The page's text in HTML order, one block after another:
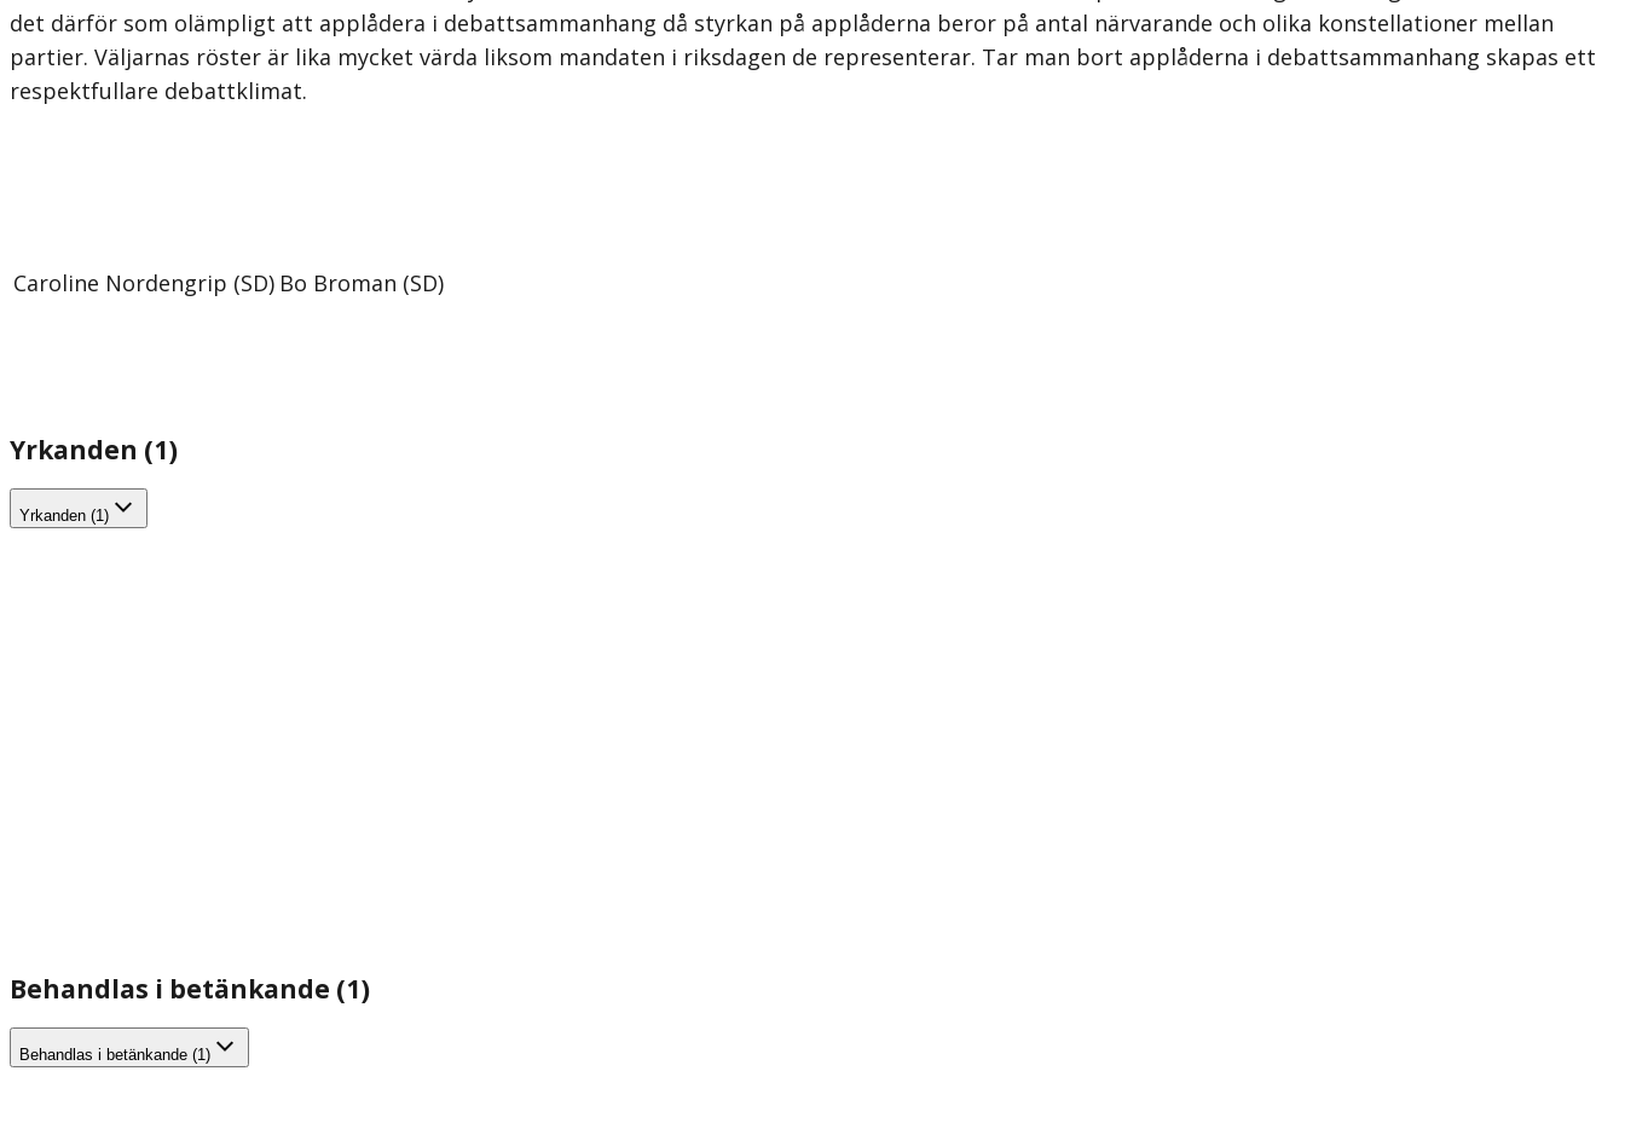
det därför som olämpligt att applådera i debattsammanhang då styrkan på applåderna beror på antal närvarande och olika konstellationer mellan
partier. Väljarnas röster är lika mycket värda liksom mandaten i riksdagen de representerar. Tar man bort applåderna i debattsammanhang skapas ett
respektfullare debattklimat.
Caroline Nordengrip (SD) Bo Broman (SD)
Yrkanden (1)
Yrkanden (1)
Behandlas i betänkande (1)
Behandlas i betänkande (1)